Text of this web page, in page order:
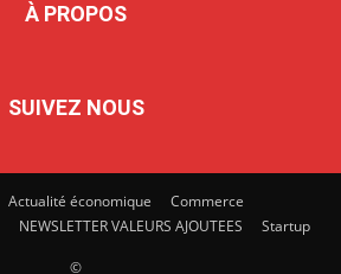
À PROPOS
SUIVEZ NOUS
Actualité économique
Commerce
NEWSLETTER VALEURS AJOUTEES Startup
©